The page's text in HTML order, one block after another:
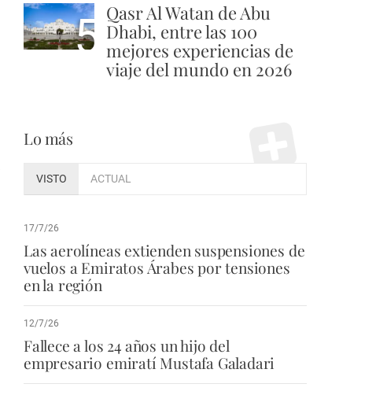
5 Qasr Al Watan de Abu
Dhabi, entre las 100
mejores experiencias de
viaje del mundo en 2026
Lo más
VISTO ACTUAL
17/7/26
Las aerolíneas extienden suspensiones de
vuelos a Emiratos Árabes por tensiones
en la región
12/7/26
Fallece a los 24 años un hijo del
empresario emiratí Mustafa Galadari